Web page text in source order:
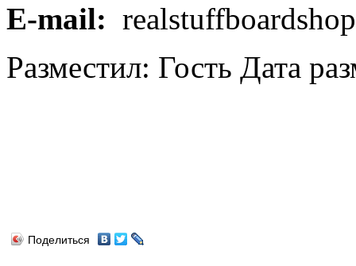
E-mail:
Разместил: Гость Дата
Поделиться